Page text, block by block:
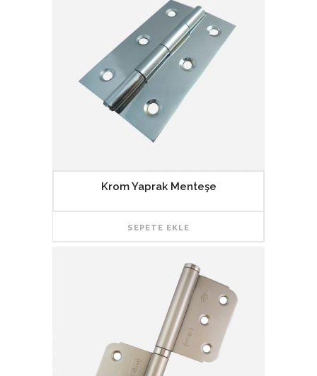
Krom Yaprak Menteşe
SEPETE EKLE